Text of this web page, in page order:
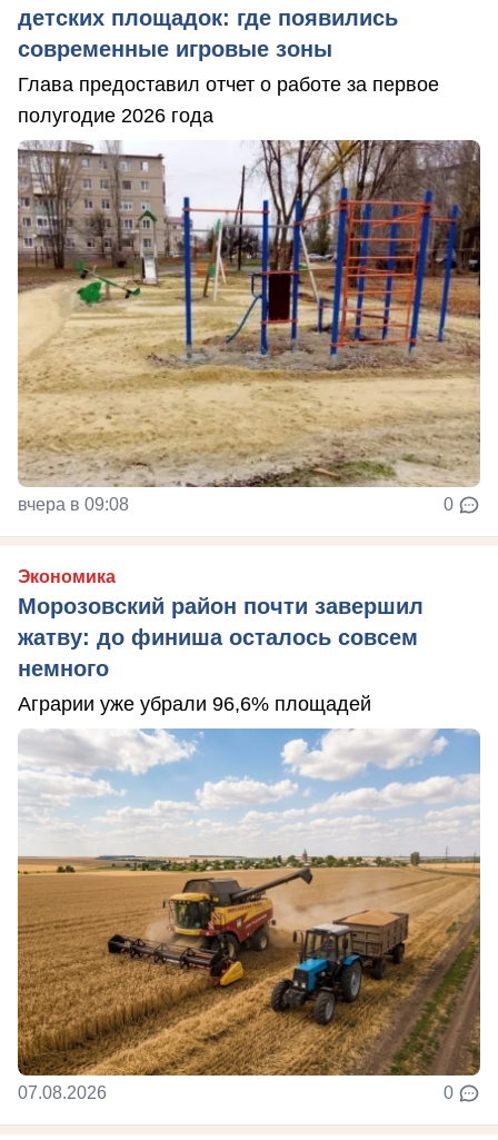
детских площадок: где появились
современные игровые зоны
Глава предоставил отчет о работе за первое
полугодие 2026 года
вчера в 09:08 0
Экономика
Морозовский район почти завершил
жатву: до финиша осталось совсем
немного
Аграрии уже убрали 96,6% площадей
07.08.2026 0